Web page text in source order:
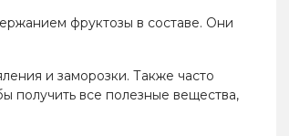
фруктозы в составе. Они
и заморозки. Также часто
получить все полезные вещества,